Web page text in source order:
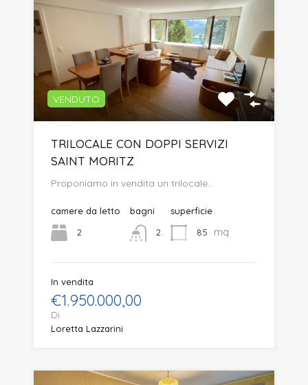
VENDUTO
TRILOCALE CON DOPPI SERVIZI
SAINT MORITZ
Proponiamo in vendita un trilocale…
camere da letto
2
bagni
2
superficie
85
mq
In vendita
€1.950.000,00
Di
Loretta Lazzarini